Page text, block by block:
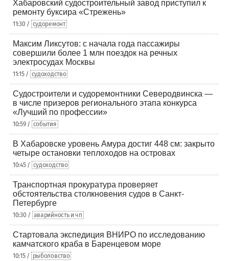
Хабаровский судостроительный завод приступил к
ремонту буксира «Стрежень»
11:30 / судоремонт
Максим Ликсутов: с начала года пассажиры
совершили более 1 млн поездок на речных
электросудах Москвы
11:15 / судоходство
Судостроители и судоремонтники Северодвинска —
в числе призеров регионального этапа конкурса
«Лучший по профессии»
10:59 / события
В Хабаровске уровень Амура достиг 448 см: закрыто
четыре остановки теплоходов на островах
10:45 / судоходство
Транспортная прокуратура проверяет
обстоятельства столкновения судов в Санкт-
Петербурге
10:30 / аварийность и чп
Стартовала экспедиция ВНИРО по исследованию
камчатского краба в Баренцевом море
10:15 / рыболовство